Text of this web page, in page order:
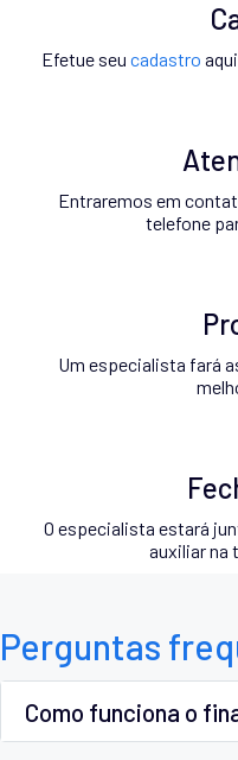
Efetue seu cadastro
Entraremos em
telefone
Um especialista fará
O especialista estará
auxiliar na
Perguntas
Como funciona o